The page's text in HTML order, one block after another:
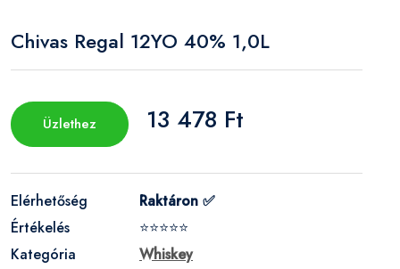
Chivas Regal 12YO 40% 1,0L
Üzlethez 13 478 Ft
Elérhetőség
Raktáron ✅
Értékelés
⭐⭐⭐⭐⭐
Kategória
Whiskey